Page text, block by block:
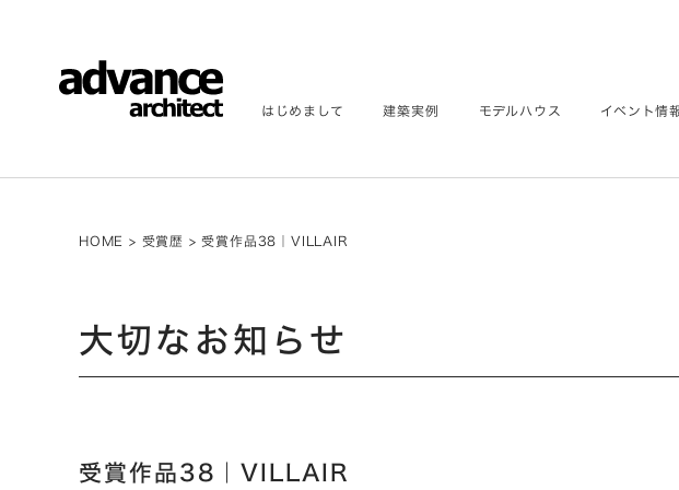
はじめまして 建築実例 モデルハウス イベント情
HOME > 受賞歴 > 受賞作品38｜VILLAIR
大切なお知らせ
受賞作品38｜VILLAIR